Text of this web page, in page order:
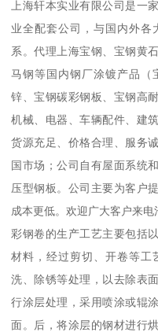
上海轩本实业有限公司是一
业全配套公司，与国内外各
系。代理上海宝钢、宝钢黄
马钢等国内钢厂涂镀产品（
锌、宝钢碳彩钢板、宝钢高
机械、电器、车辆配件、建
货源充足、价格合理、服务
国市场；公司自有屋面系统
压型钢板。公司主要为客户
成本更低。欢迎广大客户来电
彩钢卷的生产工艺主要包括
材料，经过剪切、开卷等工
洗、除锈等处理，以去除表
行涂层处理，采用喷涂或辊
面。后，将涂层的钢材进行